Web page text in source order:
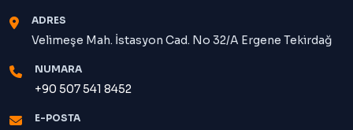
ADRES
Velimeşe Mah. İstasyon Cad. No 32/A Ergene Tekirdağ
NUMARA
+90 507 541 8452
E-POSTA